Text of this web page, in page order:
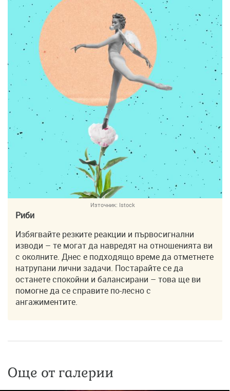
Източник: Istock
Риби
Избягвайте резките реакции и първосигнални
изводи – те могат да навредят на отношенията ви
с околните. Днес е подходящо време да отметнете
натрупани лични задачи. Постарайте се да
останете спокойни и балансирани – това ще ви
помогне да се справите по-лесно с
ангажиментите.
Още от галерии